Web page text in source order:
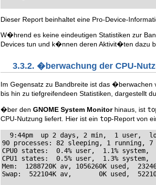
Dieser Report beinhaltet eine Pro-Device-
W�hrend es keine eindeutigen Statistiken zur
Devices tun und k�nnen deren Aktivit�ten dazu
3.3.2. �berwachung der CPU-
Im Gegensatz zu Bandbreite ist das
bis hin zu tiefgreifendeen Statistiken, dargestellt
�ber den GNOME System Monitorhinaus, ist
CPU-Nutzung liefert. Hier ist ein top-Report von
9:44pm  up 2 days, 2 min,  1 user,
90 processes: 82 sleeping, 1 running, 7
CPU0 states:  0.4% user,  1.1% system,
CPU1 states:  0.5% user,  1.3% system,
Mem:  1288720K av, 1056260K used,
Swap:  522104K av,       0K used,